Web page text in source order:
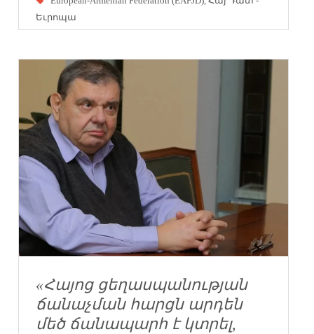
Եւրոպա
«Հայոց ցեղասպանության
ճանաչման հարցն արդեն
մեծ ճանապարհ է կտրել,